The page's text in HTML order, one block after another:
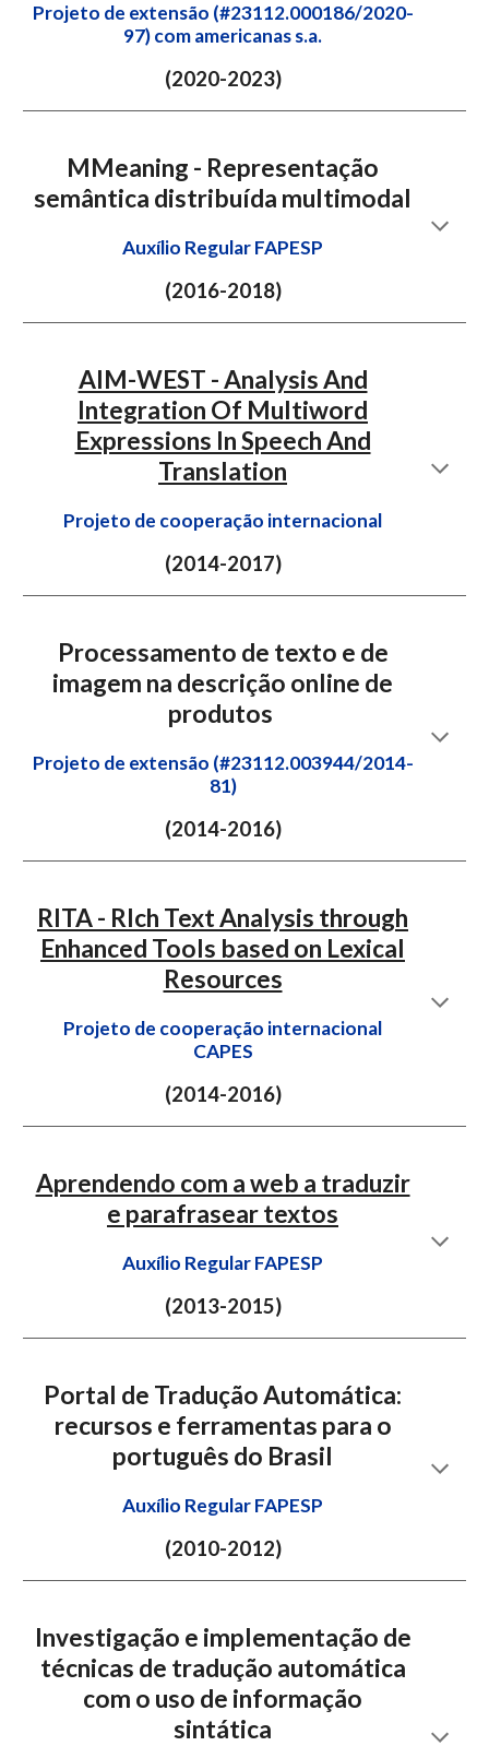
Projeto de extensão (#23112.000186/2020-
97) com americanas s.a.
(2020-2023)
MMeaning - Representação
semântica distribuída multimodal
Auxílio Regular FAPESP
(2016-2018)
AIM-WEST - Analysis And
Integration Of Multiword
Expressions In Speech And
Translation
Projeto de cooperação internacional
(2014-2017)
Processamento de texto e de
imagem na descrição online de
produtos
Projeto de extensão (#23112.003944/2014-
81)
(2014-2016)
RITA - RIch Text Analysis through
Enhanced Tools based on Lexical
Resources
Projeto de cooperação internacional
CAPES
(2014-2016)
Aprendendo com a web a traduzir
e parafrasear textos
Auxílio Regular FAPESP
(2013-2015)
Portal de Tradução Automática:
recursos e ferramentas para o
português do Brasil
Auxílio Regular FAPESP
(2010-2012)
Investigação e implementação de
técnicas de tradução automática
com o uso de informação
sintática